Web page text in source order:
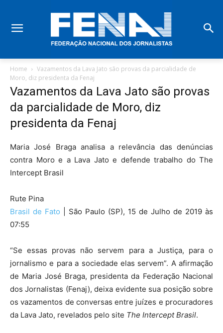
Home
Vazamentos da Lava Jato são provas da parcialidade de
Moro, diz presidenta da Fenaj
Vazamentos da Lava Jato são provas
da parcialidade de Moro, diz
presidenta da Fenaj
Maria José Braga analisa a relevância das denúncias
contra Moro e a Lava Jato e defende trabalho do The
Intercept Brasil
Rute Pina
Brasil de Fato | São Paulo (SP), 15 de Julho de 2019 às
07:55
“Se essas provas não servem para a Justiça, para o
jornalismo e para a sociedade elas servem”. A afirmação
de Maria José Braga, presidenta da Federação Nacional
dos Jornalistas (Fenaj), deixa evidente sua posição sobre
os vazamentos de conversas entre juízes e procuradores
da Lava Jato, revelados pelo site The Intercept Brasil.